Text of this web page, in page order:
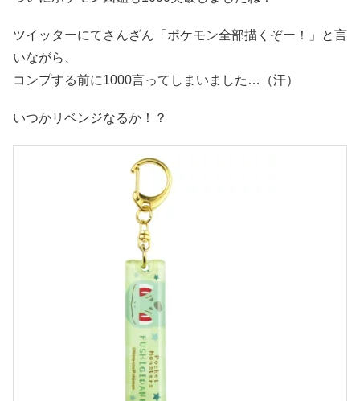
ツイッターにてさんざん「ポケモン全部描くぞー！」と言
いながら、
コンプする前に1000言ってしまいました…（汗）
いつかリベンジなるか！？